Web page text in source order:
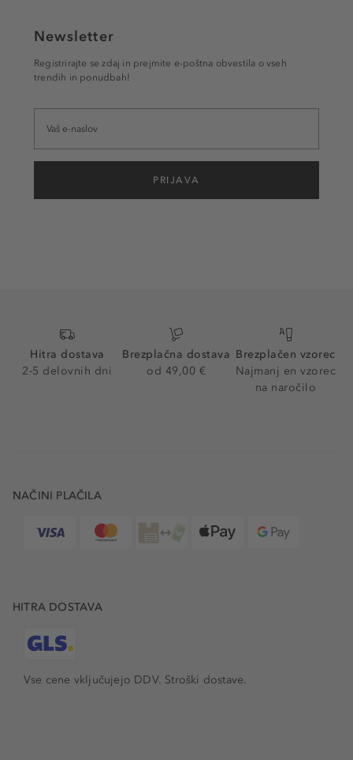
Newsletter
Registrirajte se zdaj in prejmite e-poštna obvestila o vseh
trendih in ponudbah!
PRIJAVA
Hitra dostava
2-5 delovnih dni
Brezplačna dostava
od 49,00 €
Brezplačen vzorec
Najmanj en vzorec
na naročilo
NAČINI PLAČILA
HITRA DOSTAVA
Vse cene vključujejo DDV. Stroški dostave.